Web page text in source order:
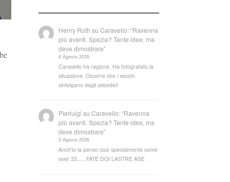
Henry Roth suCaravello: “Ravenna
più avanti. Spezia? Tante idee, ma
deve dimostrare”
6 Agosto 2026
Caravello ha ragione. Ha fotografato la
situazione. Occorre che i vecchi
sintolgano dagli zebedei!
Pierluigi suCaravello: “Ravenna
più avanti. Spezia? Tante idee, ma
deve dimostrare”
5 Agosto 2026
Anch'io la penso così specialmente come
over 33..... FATE DOI LASTRE ASE